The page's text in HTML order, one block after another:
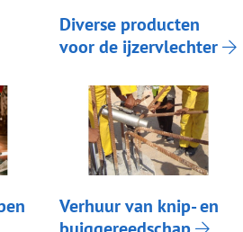
Diverse producten
voor de ijzervlechter
Verhuur van knip- en